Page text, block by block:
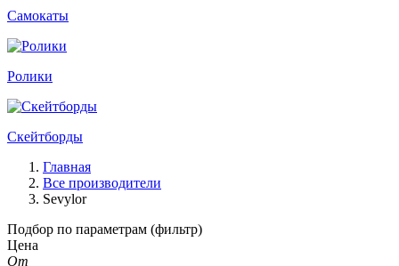
Самокаты
Ролики
Скейтборды
Главная
Все производители
Sevylor
Подбор по параметрам (фильтр)
Цена
От